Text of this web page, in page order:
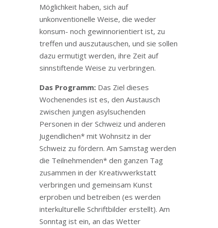
Möglichkeit haben, sich auf
unkonventionelle Weise, die weder
konsum- noch gewinnorientiert ist, zu
treffen und auszutauschen, und sie sollen
dazu ermutigt werden, ihre Zeit auf
sinnstiftende Weise zu verbringen.
Das Programm:Das Ziel dieses
Wochenendes ist es, den Austausch
zwischen jungen asylsuchenden
Personen in der Schweiz und anderen
Jugendlichen* mit Wohnsitz in der
Schweiz zu fördern. Am Samstag werden
die Teilnehmenden* den ganzen Tag
zusammen in der Kreativwerkstatt
verbringen und gemeinsam Kunst
erproben und betreiben (es werden
interkulturelle Schriftbilder erstellt). Am
Sonntag ist ein, an das Wetter